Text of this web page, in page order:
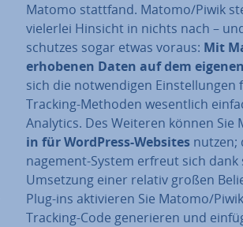
Matomo stattfand. Matomo/Piwik
vielerlei Hinsicht in nichts nach –
schut­zes sogar etwas voraus: Mit
erhobenen Daten auf dem
sich die not­wen­di­gen
Tracking-Methoden we­sent­lich
Analytics. Des Weiteren können
in für WordPress-Websites nutzen;
nage­ment-System erfreut sich
Umsetzung einer relativ großen
Plug-ins ak­ti­vie­ren Sie Matomo/
Tracking-Code ge­ne­rie­ren und